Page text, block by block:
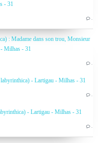
- 31
…
: Madame dans son trou, Monsieur
Milhas - 31
…
- Lartigau - Milhas - 31
…
- Lartigau - Milhas - 31
…